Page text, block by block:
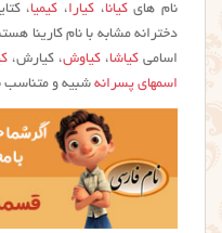
نام هایکیانا، کیارا، کیمیا،
دخترانه مشابه با نام كارينا
اسامیکیاشا،کیاوش، کیارش،
اسمهای پسرانه شبیه و متناسب